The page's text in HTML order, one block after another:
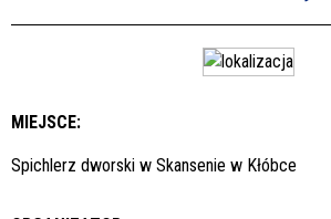
MIEJSCE:
Spichlerz dworski w Skansenie w Kłóbce